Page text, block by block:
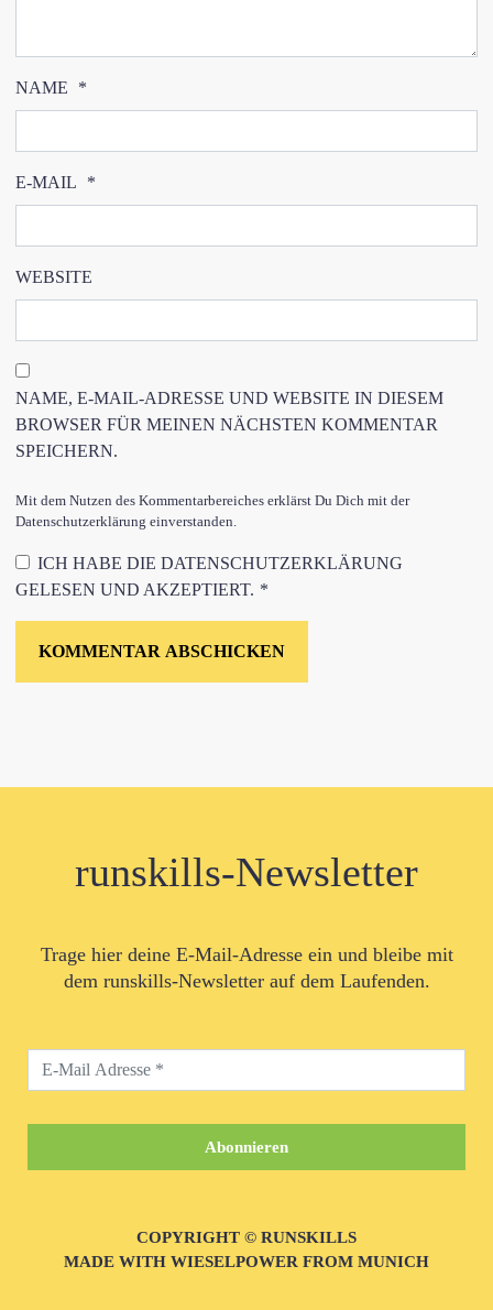
NAME *
E-MAIL *
WEBSITE
NAME, E-MAIL-ADRESSE UND WEBSITE IN DIESEM
BROWSER FÜR MEINEN NÄCHSTEN KOMMENTAR
SPEICHERN.
Mit dem Nutzen des Kommentarbereiches erklärst Du Dich mit der
Datenschutzerklärung einverstanden.
ICH HABE DIE DATENSCHUTZERKLÄRUNG
GELESEN UND AKZEPTIERT. *
runskills-Newsletter
Trage hier deine E-Mail-Adresse ein und bleibe mit
dem runskills-Newsletter auf dem Laufenden.
COPYRIGHT © RUNSKILLS
MADE WITH WIESELPOWER FROM MUNICH